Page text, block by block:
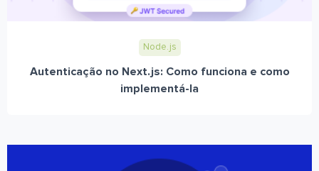
Node.js
Autenticação no Next.js: Como funciona e como
implementá-la